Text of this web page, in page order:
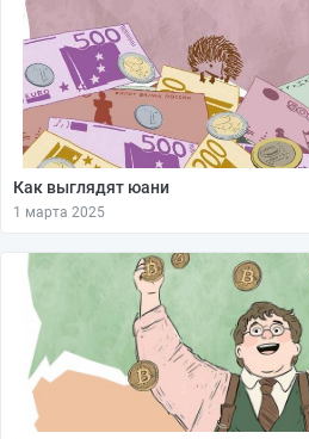
Как выглядят юани
1 марта 2025